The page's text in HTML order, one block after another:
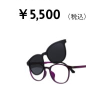
￥5,500 （税込）